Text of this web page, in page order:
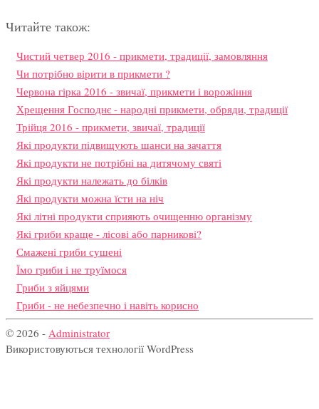
Читайте також:
Чистий четвер 2016 - прикмети, традиції, замовляння
Чи потрібно вірити в прикмети ?
Червона гірка 2016 - звичаї, прикмети і ворожіння
Хрещення Господнє - народні прикмети, обряди, традиції
Трійця 2016 - прикмети, звичаї, традиції
Які продукти підвищують шанси на зачаття
Які продукти не потрібні на дитячому святі
Які продукти належать до білків
Які продукти можна їсти на ніч
Які літні продукти сприяють очищенню організму
Які гриби краще - лісові або парникові?
Смажені гриби сушені
Їмо гриби і не труїмося
Гриби з яйцями
Гриби - не небезпечно і навіть корисно
© 2026 - Administrator
Використовуються технології WordPress